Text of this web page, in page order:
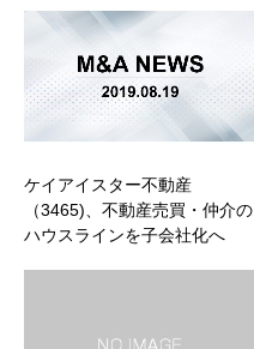
ケイアイスター不動産
（3465)、不動産売買・仲介の
ハウスラインを子会社化へ